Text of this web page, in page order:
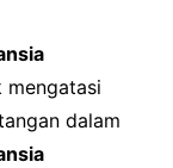
mengatasi
dalam